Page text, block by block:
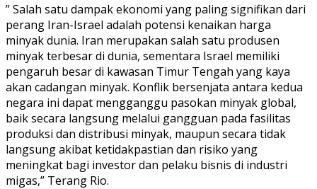
” Salah satu dampak ekonomi yang paling signifikan dari
perang Iran-Israel adalah potensi kenaikan harga
minyak dunia. Iran merupakan salah satu produsen
minyak terbesar di dunia, sementara Israel memiliki
pengaruh besar di kawasan Timur Tengah yang kaya
akan cadangan minyak. Konflik bersenjata antara kedua
negara ini dapat mengganggu pasokan minyak global,
baik secara langsung melalui gangguan pada fasilitas
produksi dan distribusi minyak, maupun secara tidak
langsung akibat ketidakpastian dan risiko yang
meningkat bagi investor dan pelaku bisnis di industri
migas,” Terang Rio.